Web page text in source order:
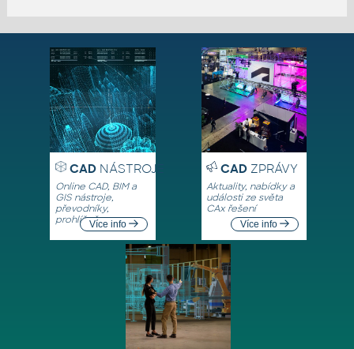
CADNÁSTROJE
Online CAD, BIM a
GIS nástroje,
převodníky,
prohlížečeVíce info
CADZPRÁVY
Aktuality, nabídky a
události ze světa
CAx řešení
Více info